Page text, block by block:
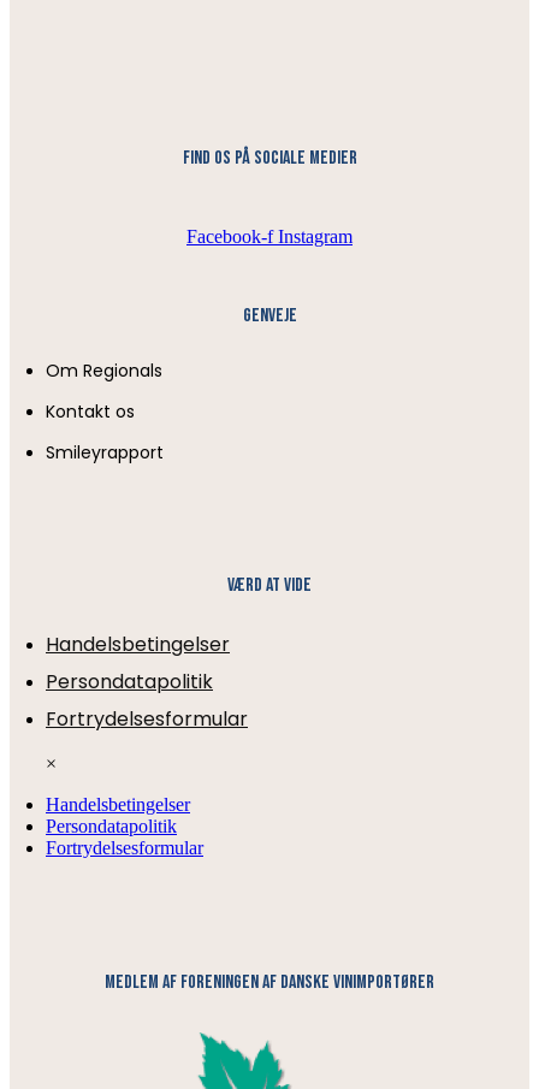
find os på sociale medier
Facebook-f Instagram
Genveje
Om Regionals
Kontakt os
Smileyrapport
Værd at vide
Handelsbetingelser
Persondatapolitik
Fortrydelsesformular
×
Handelsbetingelser
Persondatapolitik
Fortrydelsesformular
medlem af foreningen af danske vinimportører